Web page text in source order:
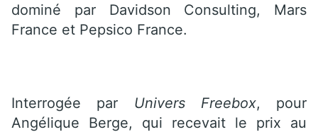
dominé par Davidson Consulting, Mars
France et Pepsico France.
Interrogée par Univers Freebox, pour
Angélique Berge, qui recevait le prix au